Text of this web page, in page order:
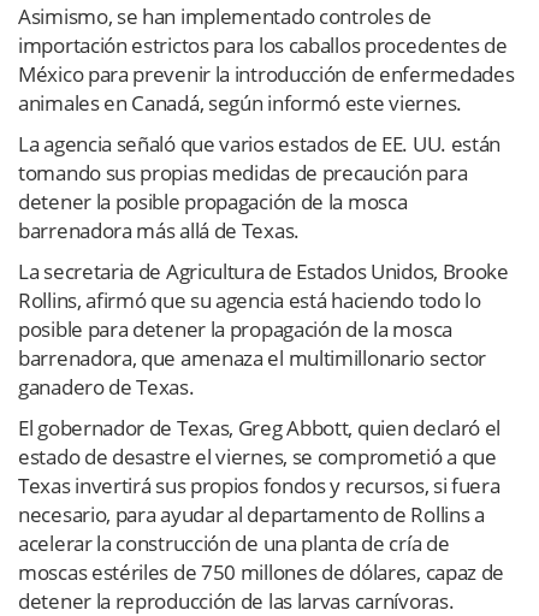
Asimismo, se han implementado controles de
importación estrictos para los caballos procedentes de
México para prevenir la introducción de enfermedades
animales en Canadá, según informó este viernes.
La agencia señaló que varios estados de EE. UU. están
tomando sus propias medidas de precaución para
detener la posible propagación de la mosca
barrenadora más allá de Texas.
La secretaria de Agricultura de Estados Unidos, Brooke
Rollins, afirmó que su agencia está haciendo todo lo
posible para detener la propagación de la mosca
barrenadora, que amenaza el multimillonario sector
ganadero de Texas.
El gobernador de Texas, Greg Abbott, quien declaró el
estado de desastre el viernes, se comprometió a que
Texas invertirá sus propios fondos y recursos, si fuera
necesario, para ayudar al departamento de Rollins a
acelerar la construcción de una planta de cría de
moscas estériles de 750 millones de dólares, capaz de
detener la reproducción de las larvas carnívoras.